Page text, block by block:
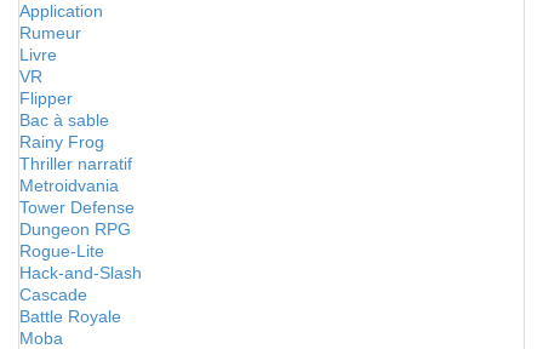
Application
Rumeur
Livre
VR
Flipper
Bac à sable
Rainy Frog
Thriller narratif
Metroidvania
Tower Defense
Dungeon RPG
Rogue-Lite
Hack-and-Slash
Cascade
Battle Royale
Moba